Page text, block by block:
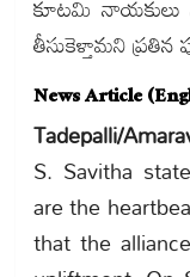
తీసుకెళ్తామని ప్రతిన
News Article
Tadepalli/
S. Savitha
are the
that the